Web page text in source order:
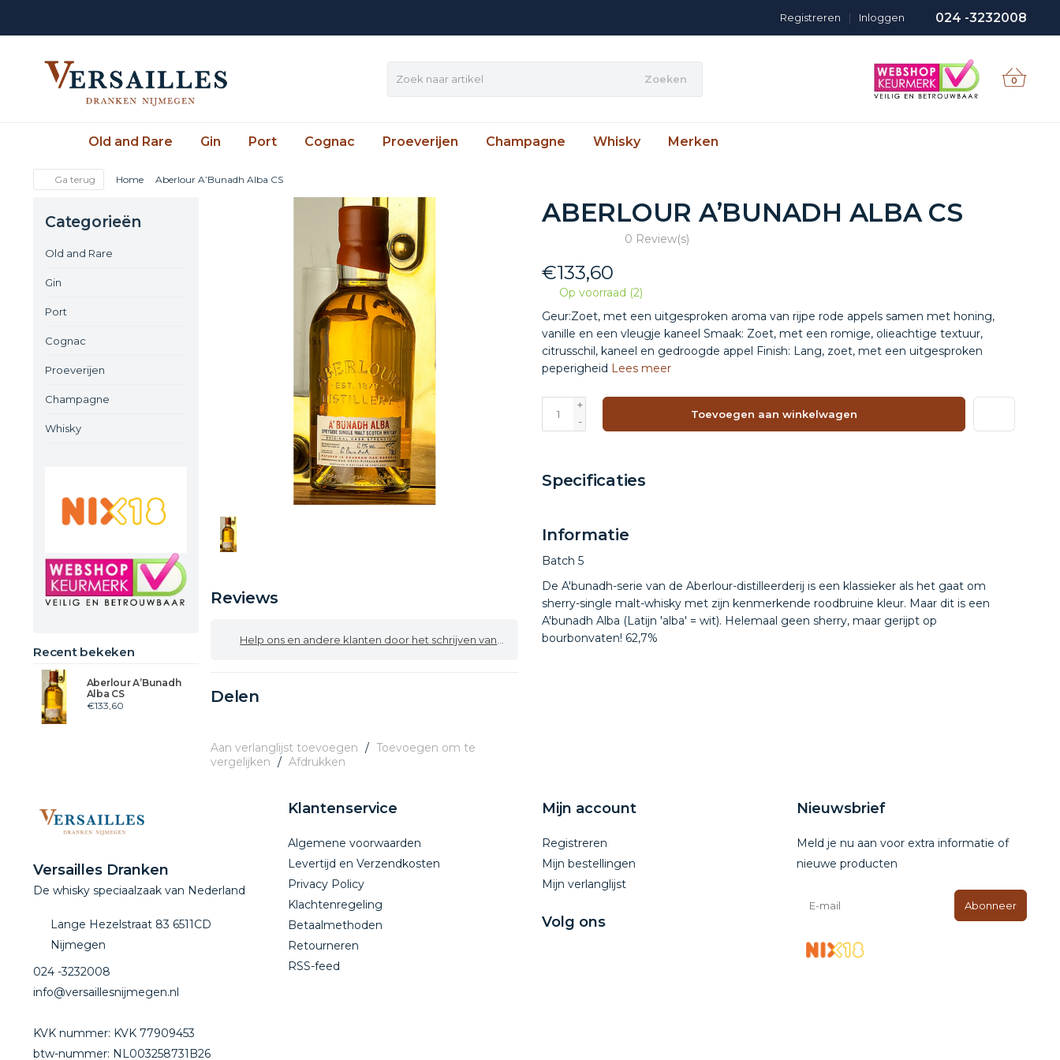
024 -3232008
Inloggen
|
Registreren
Zoeken 0
Old and Rare Gin Port Cognac Proeverijen Champagne Whisky Merken
Ga terug Home Aberlour A’Bunadh Alba CS
Categorieën
Old and Rare
Gin
Port
Cognac
Proeverijen
Champagne
Whisky
Recent bekeken
Aberlour A’Bunadh
Alba CS
€133,60
Reviews
Help ons en andere klanten door het schrijven van een review
Delen
Aan verlanglijst toevoegen / Toevoegen om te
vergelijken / Afdrukken
ABERLOUR A’BUNADH ALBA CS
0 Review(s)
€133,60
Op voorraad (2)
Geur:Zoet, met een uitgesproken aroma van rijpe rode appels samen met honing,
vanille en een vleugje kaneel Smaak: Zoet, met een romige, olieachtige textuur,
citrusschil, kaneel en gedroogde appel Finish: Lang, zoet, met een uitgesproken
peperigheid Lees meer
+
-
Toevoegen aan winkelwagen
Specificaties
Informatie
Batch 5
De A'bunadh-serie van de Aberlour-distilleerderij is een klassieker als het gaat om
sherry-single malt-whisky met zijn kenmerkende roodbruine kleur. Maar dit is een
A'bunadh Alba (Latijn 'alba' = wit). Helemaal geen sherry, maar gerijpt op
bourbonvaten! 62,7%
Versailles Dranken
De whisky speciaalzaak van Nederland
Lange Hezelstraat 83 6511CD
Nijmegen
024 -3232008
info@versaillesnijmegen.nl
KVK nummer: KVK 77909453
btw-nummer: NL003258731B26
Klantenservice
Algemene voorwaarden
Levertijd en Verzendkosten
Privacy Policy
Klachtenregeling
Betaalmethoden
Retourneren
RSS-feed
Mijn account
Registreren
Mijn bestellingen
Mijn verlanglijst
Volg ons
Nieuwsbrief
Meld je nu aan voor extra informatie of
nieuwe producten
Abonneer